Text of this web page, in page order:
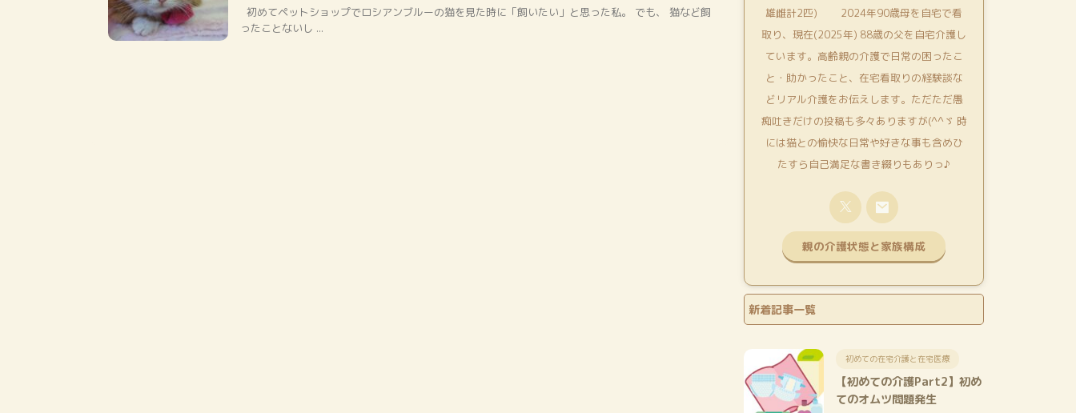
初めてペットショップでロシアンブルーの猫を見た時に「飼いたい」と思った私。 でも、 猫など飼
ったことないし ...
雄雌計2匹) 2024年90歳母を自宅で看
取り、現在(2025年) 88歳の父を自宅介護し
ています。高齢親の介護で日常の困ったこ
と・助かったこと、在宅看取りの経験談な
どリアル介護をお伝えします。ただただ愚
痴吐きだけの投稿も多々ありますが(^^ゞ 時
には猫との愉快な日常や好きな事も含めひ
たすら自己満足な書き綴りもありっ♪
親の介護状態と家族構成
新着記事一覧
初めての在宅介護と在宅医療
【初めての介護Part2】初め
てのオムツ問題発生